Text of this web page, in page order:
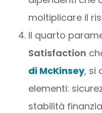
moltiplicare il
Il quarto
Satisfaction
di McKinsey, si
elementi:
stabilità